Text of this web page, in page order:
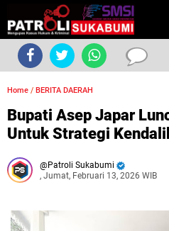
Home / BERITA DAERAH
Bupati Asep Japar
Untuk Strategi
Patroli Sukabumi
, Jumat, Februari 13, 2026 WIB